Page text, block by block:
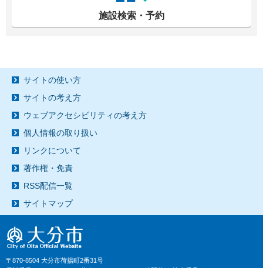
施設検索・予約
サイトの使い方
サイトの考え方
ウェブアクセシビリティの考え方
個人情報の取り扱い
リンクについて
著作権・免責
RSS配信一覧
サイトマップ
〒870-8504 大分市荷揚町2番31号